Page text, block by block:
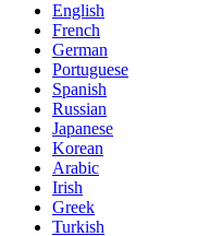
English
French
German
Portuguese
Spanish
Russian
Japanese
Korean
Arabic
Irish
Greek
Turkish